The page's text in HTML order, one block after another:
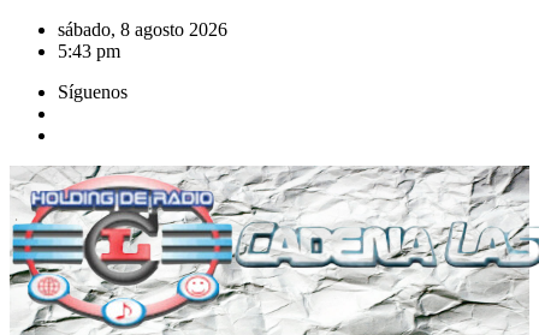
Saltar
sábado, 8 agosto 2026
5:43 pm
Síguenos